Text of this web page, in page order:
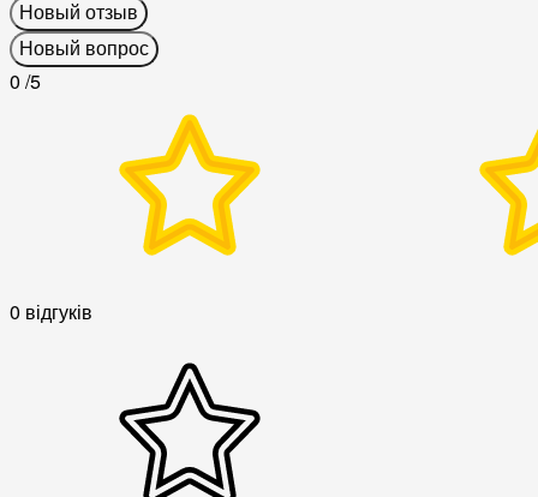
Новый отзыв
Новый вопрос
0 /5
0 відгуків